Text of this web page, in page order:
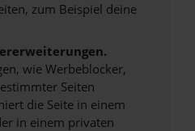
zum Beispiel deine
wie Werbeblocker,
Seiten
die Seite in einem
in einem privaten